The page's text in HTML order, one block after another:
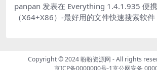
panpan 发表在 Everything 1.4.1.935 便
（X64+X86）-最好用的文件快速搜索软件
Copyright © 2024盼盼资源网 - All rights
京ICP备0000000号-1京公网安备